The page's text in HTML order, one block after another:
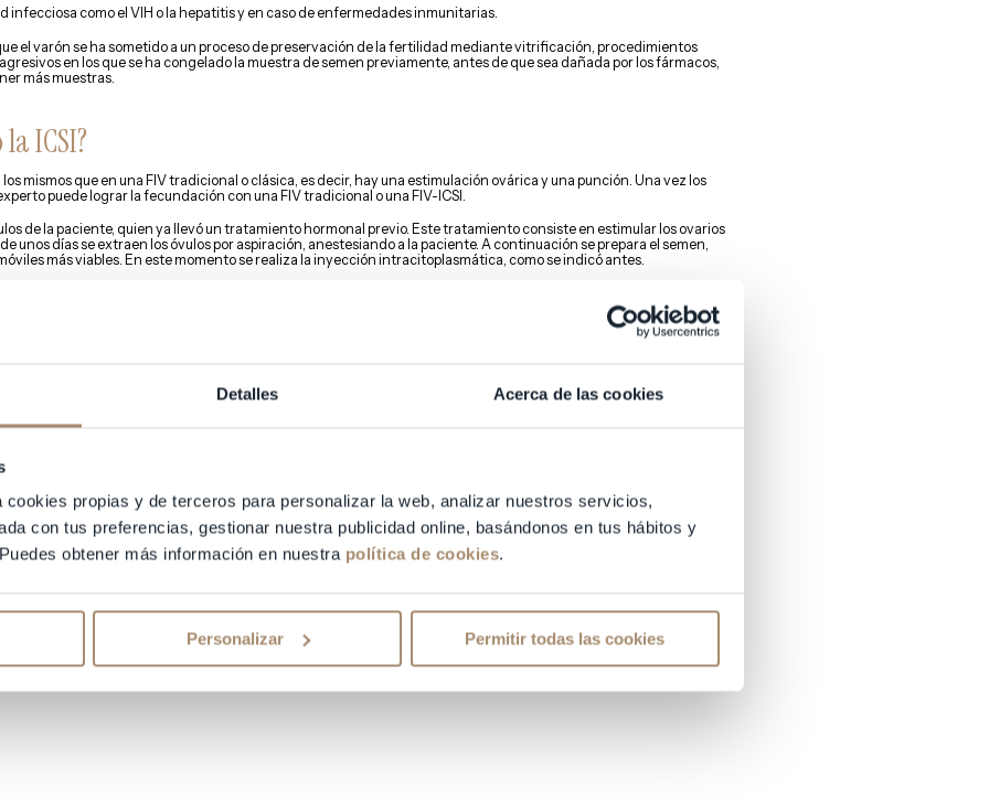
Detalles Acerca de las cookies
cookies propias y de terceros para personalizar la web, analizar nuestros servicios,
con tus preferencias, gestionar nuestra publicidad online, basándonos en tus hábitos y
obtener más información en nuestra política de cookies.
Personalizar Permitir todas las cookies
infecciosa como el VIH o la hepatitis y en caso de enfermedades inmunitarias.
el varón se ha sometido a un proceso de preservación de la fertilidad mediante vitrificación, procedimientos
en los que se ha congelado la muestra de semen previamente, antes de que sea dañada por los fármacos,
más muestras.
ICSI?
los mismos que en una FIV tradicional o clásica, es decir, hay una estimulación ovárica y una punción. Una vez los
puede lograr la fecundación con una FIV tradicional o una FIV-ICSI.
de la paciente, quien ya llevó un tratamiento hormonal previo. Este tratamiento consiste en estimular los ovarios
unos días se extraen los óvulos por aspiración, anestesiando a la paciente. A continuación se prepara el semen,
más viables. En este momento se realiza la inyección intracitoplasmática, como se indicó antes.
lograra romper la corteza del óvulo para llegar a su núcleo y fecundarlo-.
el que selecciona de toda la muestra aquel espermatozoide óptimo (por su movilidad, morfología, etc)
por ello es muy importante la experiencia del embriólogo o especialista.
la ICSI
consultar a los especialistas deEquipo Juana Crespo